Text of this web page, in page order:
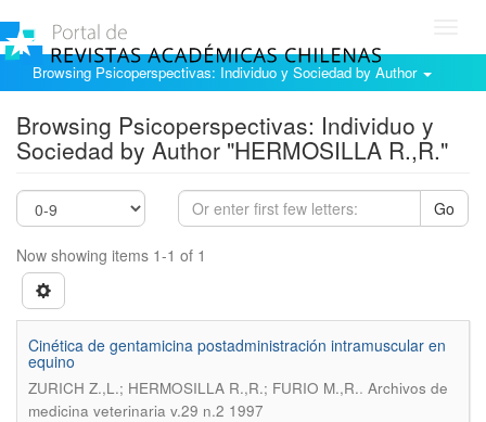
Browsing Psicoperspectivas: Individuo y Sociedad by Author
Browsing Psicoperspectivas: Individuo y
Sociedad by Author "HERMOSILLA R.,R."
Go
Now showing items 1-1 of 1
Cinética de gentamicina postadministración intramuscular en
equino
ZURICH Z.,L.; HERMOSILLA R.,R.; FURIO M.,R.. Archivos de
medicina veterinaria v.29 n.2 1997